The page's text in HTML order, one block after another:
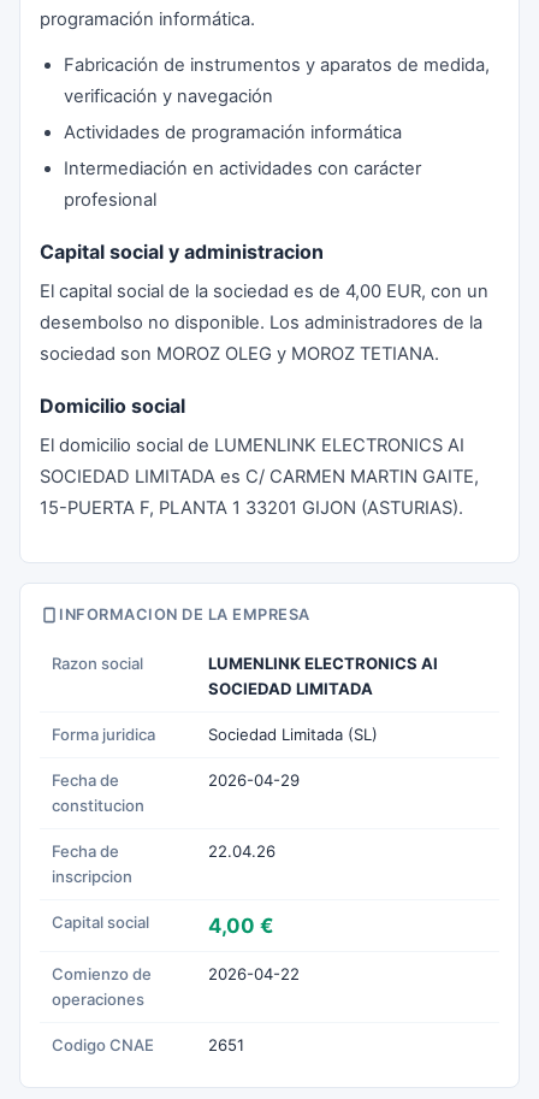
programación informática.
Fabricación de instrumentos y aparatos de medida,
verificación y navegación
Actividades de programación informática
Intermediación en actividades con carácter
profesional
Capital social y administracion
El capital social de la sociedad es de 4,00 EUR, con un
desembolso no disponible. Los administradores de la
sociedad son MOROZ OLEG y MOROZ TETIANA.
Domicilio social
El domicilio social de LUMENLINK ELECTRONICS AI
SOCIEDAD LIMITADA es C/ CARMEN MARTIN GAITE,
15-PUERTA F, PLANTA 1 33201 GIJON (ASTURIAS).
INFORMACION DE LA EMPRESA
Razon social
LUMENLINK ELECTRONICS AI
SOCIEDAD LIMITADA
Forma juridica Sociedad Limitada (SL)
Fecha de
constitucion
2026-04-29
Fecha de
inscripcion
22.04.26
Capital social 4,00 €
Comienzo de
operaciones
2026-04-22
Codigo CNAE 2651